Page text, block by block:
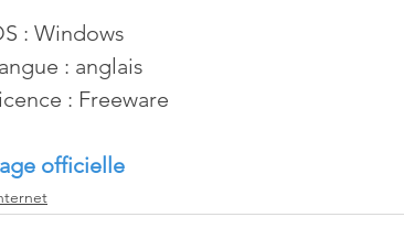
: Windows
: anglais
: Freeware
officielle